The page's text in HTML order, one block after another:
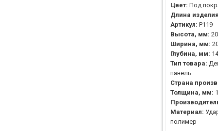
Цвет: Под
Длина
Артикул: P119
Высота, мм:
Ширина, мм:
Глубина, мм: 14
Тип товара:
панель
Страна
Толщина, мм:
Материал:
полимер